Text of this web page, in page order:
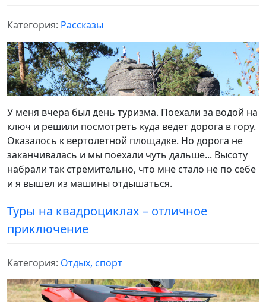
Категория: Рассказы
У меня вчера был день туризма. Поехали за водой на
ключ и решили посмотреть куда ведет дорога в гору.
Оказалось к вертолетной площадке. Но дорога не
заканчивалась и мы поехали чуть дальше... Высоту
набрали так стремительно, что мне стало не по себе
и я вышел из машины отдышаться.
Туры на квадроциклах – отличное
приключение
Категория: Отдых, спорт